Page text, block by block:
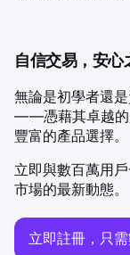
自信交易，安心
無論是初學者還
——憑藉其卓越的
豐富的產品選擇。
立即與數百萬用
市場的最新動態。
立即註冊，只